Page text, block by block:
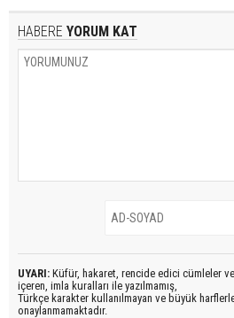
HABERE YORUM KAT
UYARI: Küfür, hakaret, rencide edici cümleler
içeren, imla kuralları ile yazılmamış,
Türkçe karakter kullanılmayan ve büyük
onaylanmamaktadır.